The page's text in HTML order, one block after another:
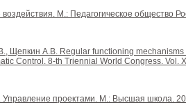
М.: Педагогическое общество
Щепкин А.В. Regular functioning mechanisms
Control. 8-th Triennial World Congress. Vol.
Управление проектами. М.: Высшая школа.